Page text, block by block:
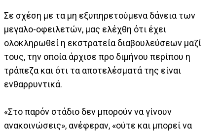
Σε σχέση με τα μη εξυπηρετούμενα δάνεια των
μεγαλο-οφειλετών, μας ελέχθη ότι έχει
ολοκληρωθεί η εκστρατεία διαβουλεύσεων μαζί
τους, την οποία άρχισε προ διμήνου περίπου η
τράπεζα και ότι τα αποτελέσματά της είναι
ενθαρρυντικά.
«Στο παρόν στάδιο δεν μπορούν να γίνουν
ανακοινώσεις», ανέφεραν, «ούτε και μπορεί να